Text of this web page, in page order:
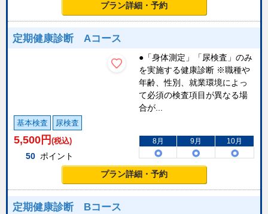
プラン詳細・予約
定期健康診断 Aコース
●「身体測定」「尿検査」のみ
を実施する健康診断 ※職種や
年齢、性別、就業環境によっ
て必須の検査項目が異なる場
合が...
基本検査 尿検査
5,500 円 (税込)
50 ポイント
8月 9月 10月
プラン詳細・予約
定期健康診断 Bコース